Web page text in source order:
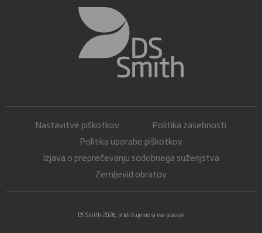
Nastavitve piškotkov
Politika zasebnosti
Politika uporabe piškotkov
Izjava o preprečevanju sodobnega suženjstva
Zemljevid obratov
DS Smith 2026, pridržujemo si vse pravice